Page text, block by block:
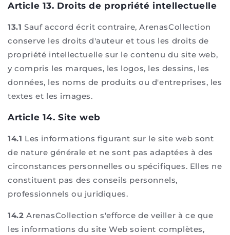
Article 13. Droits de propriété intellectuelle
13.1 Sauf accord écrit contraire, ArenasCollection
conserve les droits d'auteur et tous les droits de
propriété intellectuelle sur le contenu du site web,
y compris les marques, les logos, les dessins, les
données, les noms de produits ou d'entreprises, les
textes et les images.
Article 14. Site web
14.1 Les informations figurant sur le site web sont
de nature générale et ne sont pas adaptées à des
circonstances personnelles ou spécifiques. Elles ne
constituent pas des conseils personnels,
professionnels ou juridiques.
14.2 ArenasCollection s'efforce de veiller à ce que
les informations du site Web soient complètes,